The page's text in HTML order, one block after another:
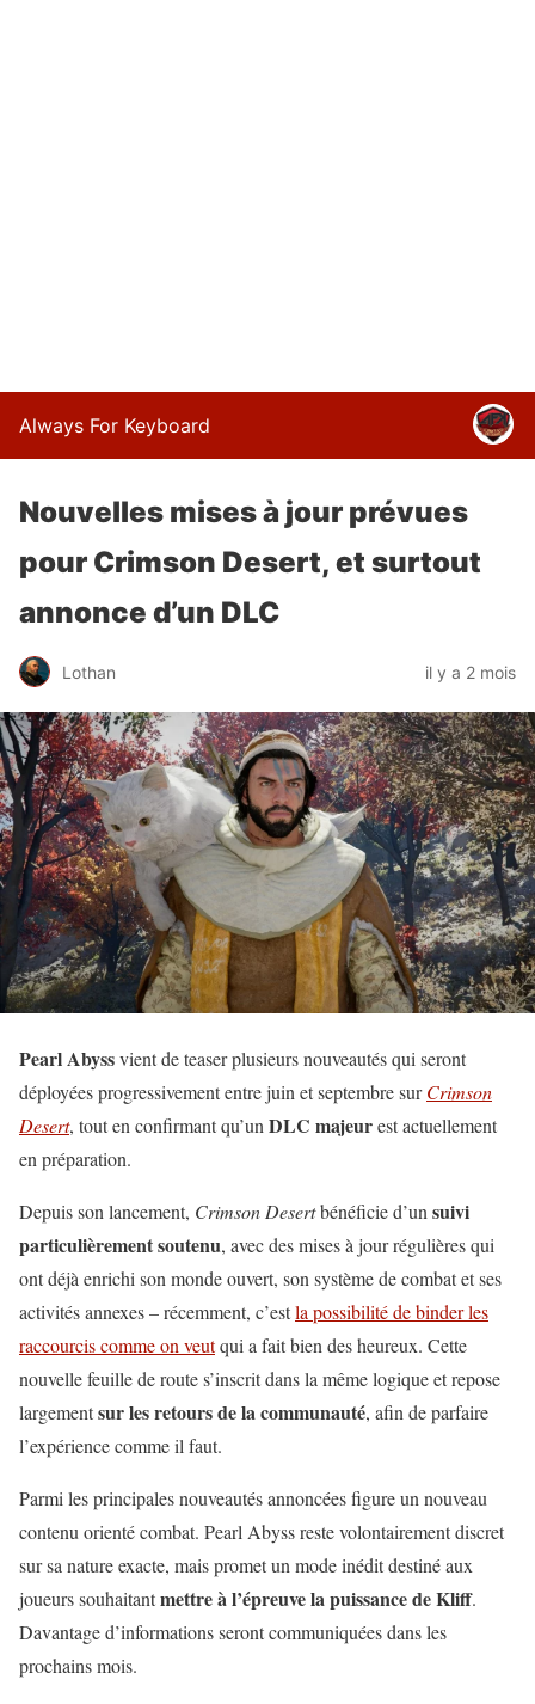
Always For Keyboard
Nouvelles mises à jour prévues
pour Crimson Desert, et surtout
annonce d’un DLC
Lothan il y a 2 mois
Pearl Abyssvient de teaser plusieurs nouveautés qui seront
déployées progressivement entre juin et septembre surCrimson
Desert, tout en confirmant qu’un DLC majeurest actuellement
en préparation.
Depuis son lancement, Crimson Desertbénéficie d’un suivi
particulièrement soutenu, avec des mises à jour régulières qui
ont déjà enrichi son monde ouvert, son système de combat et ses
activités annexes – récemment, c’estla possibilité de binder les
raccourcis comme on veutqui a fait bien des heureux. Cette
nouvelle feuille de route s’inscrit dans la même logique et repose
largementsur les retours de la communauté, afin de parfaire
l’expérience comme il faut.
Parmi les principales nouveautés annoncées figure un nouveau
contenu orienté combat. Pearl Abyss reste volontairement discret
sur sa nature exacte, mais promet un mode inédit destiné aux
joueurs souhaitantmettre à l’épreuve la puissance de Kliff.
Davantage d’informations seront communiquées dans les
prochains mois.